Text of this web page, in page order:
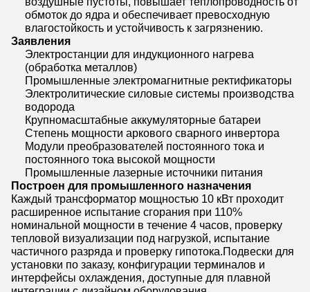
обмоток до ядра и обеспечивает превосходную
влагостойкость и устойчивость к загрязнению.
Заявления
Электростанции для индукционного нагрева
(обработка металлов)
Промышленные электромагнитные ректификаторы
Электролитические силовые системы производства
водорода
Крупномасштабные аккумуляторные батареи
Степень мощности аркового сварного инвертора
Модули преобразователей постоянного тока и
постоянного тока высокой мощности
Промышленные лазерные источники питания
Построен для промышленного назначения
Каждый трансформатор мощностью 10 кВт проходит
расширенное испытание сгорания при 110%
номинальной мощности в течение 4 часов, проверку
тепловой визуализации под нагрузкой, испытание
частичного разряда и проверку гипотока.Подвески для
установки по заказу, конфигурации терминалов и
интерфейсы охлаждения, доступные для плавной